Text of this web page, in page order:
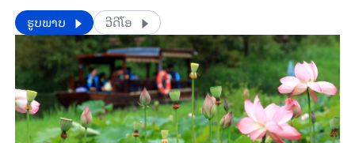
​​ຮູບພາບ ວີດີໂອ